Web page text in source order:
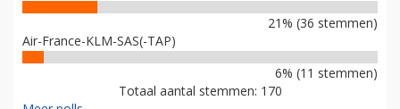
21% (36 stemmen)
Air-France-KLM-SAS(-TAP)
6% (11 stemmen)
Totaal aantal stemmen: 170